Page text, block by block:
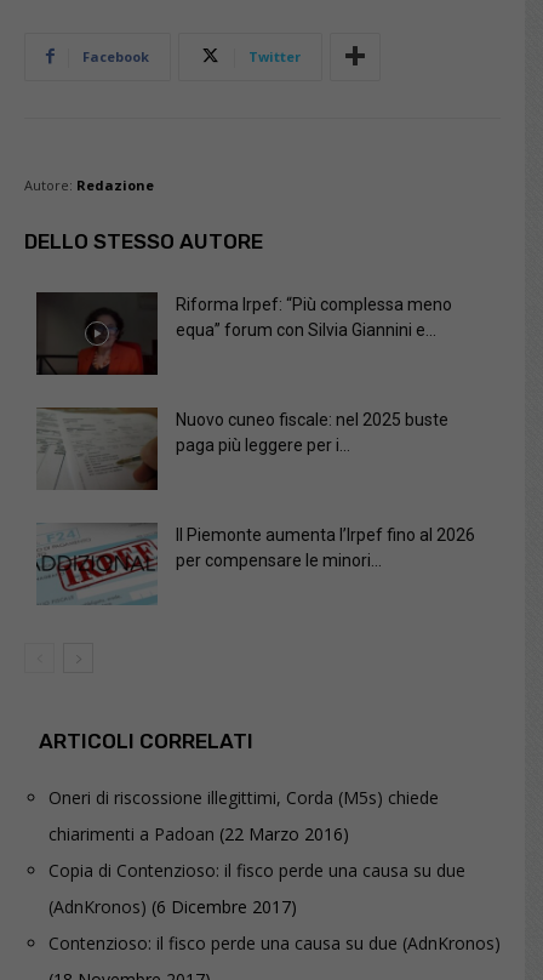
Facebook Twitter
Autore: Redazione
DELLO STESSO AUTORE
Riforma Irpef: “Più complessa meno
equa” forum con Silvia Giannini e...
Nuovo cuneo fiscale: nel 2025 buste
paga più leggere per i...
Il Piemonte aumenta l’Irpef fino al 2026
per compensare le minori...
ARTICOLI CORRELATI
Oneri di riscossione illegittimi, Corda (M5s) chiede
chiarimenti a Padoan (22 Marzo 2016)
Copia di Contenzioso: il fisco perde una causa su due
(AdnKronos) (6 Dicembre 2017)
Contenzioso: il fisco perde una causa su due (AdnKronos)